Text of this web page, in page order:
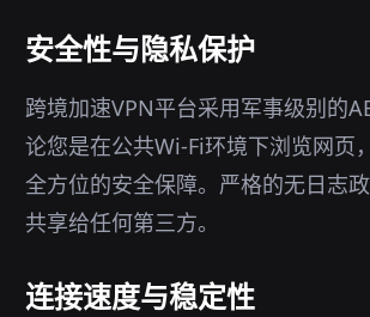
安全性与隐私保护
跨境加速VPN平台采用军事级别的
论您是在公共Wi-Fi环境下浏览网
全方位的安全保障。严格的无日志
共享给任何第三方。
连接速度与稳定性